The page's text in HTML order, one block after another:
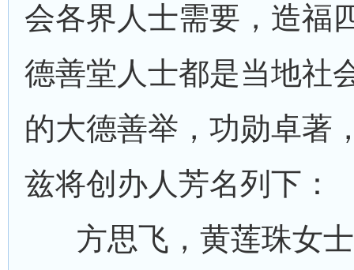
会各界人士需要，造福
德善堂人士都是当地社
的大德善举，功勋卓著
兹将创办人芳名列下：
方思飞，黄莲珠女